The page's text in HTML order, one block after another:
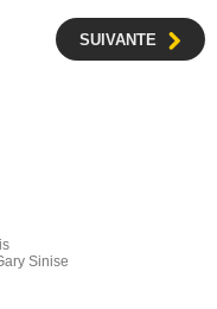
SUIVANTE
Sinise